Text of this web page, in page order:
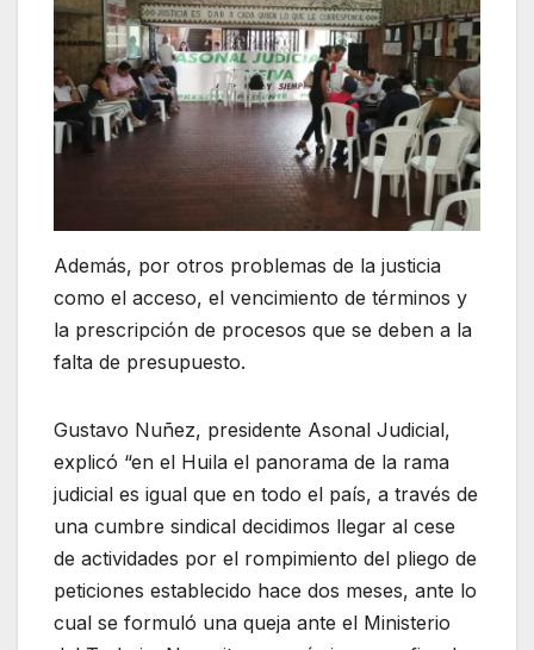
Además, por otros problemas de la justicia
como el acceso, el vencimiento de términos y
la prescripción de procesos que se deben a la
falta de presupuesto.
Gustavo Nuñez, presidente Asonal Judicial,
explicó “en el Huila el panorama de la rama
judicial es igual que en todo el país, a través de
una cumbre sindical decidimos llegar al cese
de actividades por el rompimiento del pliego de
peticiones establecido hace dos meses, ante lo
cual se formuló una queja ante el Ministerio